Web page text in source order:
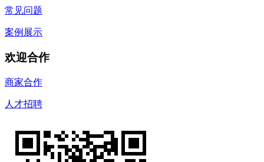
常见问题
案例展示
欢迎合作
商家合作
人才招聘